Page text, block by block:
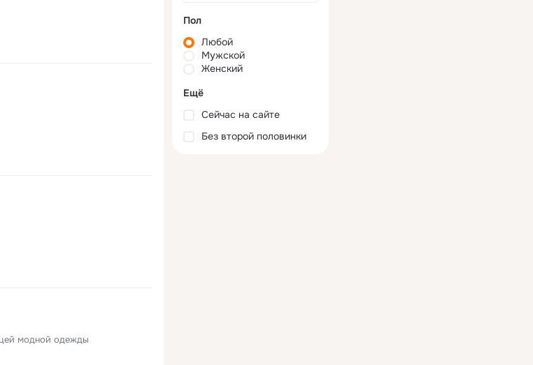
модной одежды
Пол
Любой
Мужской
Женский
Ещё
Сейчас на сайте
Без второй половинки